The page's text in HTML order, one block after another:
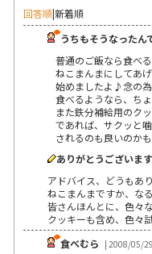
回答順|新着順
うちもそうなったん
普通のご飯なら食べ
ねこまんまにしてあ
始めましたよ♪念の
食べるようなら、ち
また鉄分補給用のク
であれば、サクッと
されるのも良いのか
ありがとうございます
アドバイス、どうもあ
ねこまんまですか、なる
皆さんほんとに、色々
クッキーも含め、色々
食べむら | 2008/05/29